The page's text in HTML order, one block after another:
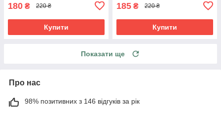
180 ₴ 220 ₴
Купити
185 ₴ 220 ₴
Купити
Показати ще
Про нас
98% позитивних з 146 відгуків за рік